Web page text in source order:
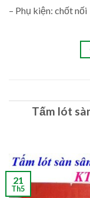
– Phụ kiện: chốt nối
Tấm lót
21
Th5